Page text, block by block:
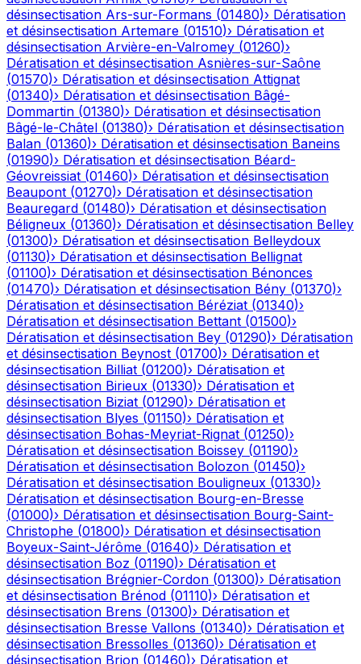
désinsectisation Ars-sur-Formans (01480)› Dératisation
et désinsectisation Artemare (01510)› Dératisation et
désinsectisation Arvière-en-Valromey (01260)›
Dératisation et désinsectisation Asnières-sur-Saône
(01570)› Dératisation et désinsectisation Attignat
(01340)› Dératisation et désinsectisation Bâgé-
Dommartin (01380)› Dératisation et désinsectisation
Bâgé-le-Châtel (01380)› Dératisation et désinsectisation
Balan (01360)› Dératisation et désinsectisation Baneins
(01990)› Dératisation et désinsectisation Béard-
Géovreissiat (01460)› Dératisation et désinsectisation
Beaupont (01270)› Dératisation et désinsectisation
Beauregard (01480)› Dératisation et désinsectisation
Béligneux (01360)› Dératisation et désinsectisation Belley
(01300)› Dératisation et désinsectisation Belleydoux
(01130)› Dératisation et désinsectisation Bellignat
(01100)› Dératisation et désinsectisation Bénonces
(01470)› Dératisation et désinsectisation Bény (01370)›
Dératisation et désinsectisation Béréziat (01340)›
Dératisation et désinsectisation Bettant (01500)›
Dératisation et désinsectisation Bey (01290)› Dératisation
et désinsectisation Beynost (01700)› Dératisation et
désinsectisation Billiat (01200)› Dératisation et
désinsectisation Birieux (01330)› Dératisation et
désinsectisation Biziat (01290)› Dératisation et
désinsectisation Blyes (01150)› Dératisation et
désinsectisation Bohas-Meyriat-Rignat (01250)›
Dératisation et désinsectisation Boissey (01190)›
Dératisation et désinsectisation Bolozon (01450)›
Dératisation et désinsectisation Bouligneux (01330)›
Dératisation et désinsectisation Bourg-en-Bresse
(01000)› Dératisation et désinsectisation Bourg-Saint-
Christophe (01800)› Dératisation et désinsectisation
Boyeux-Saint-Jérôme (01640)› Dératisation et
désinsectisation Boz (01190)› Dératisation et
désinsectisation Brégnier-Cordon (01300)› Dératisation
et désinsectisation Brénod (01110)› Dératisation et
désinsectisation Brens (01300)› Dératisation et
désinsectisation Bresse Vallons (01340)› Dératisation et
désinsectisation Bressolles (01360)› Dératisation et
désinsectisation Brion (01460)› Dératisation et